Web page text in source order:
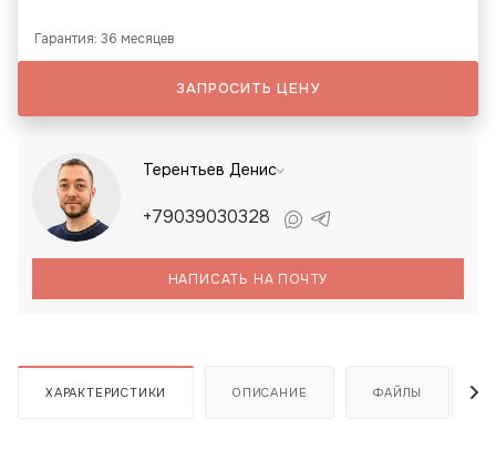
Гарантия: 36 месяцев
ЗАПРОСИТЬ ЦЕНУ
Терентьев Денис
+79039030328
НАПИСАТЬ НА ПОЧТУ
ХАРАКТЕРИСТИКИ ОПИСАНИЕ ФАЙЛЫ